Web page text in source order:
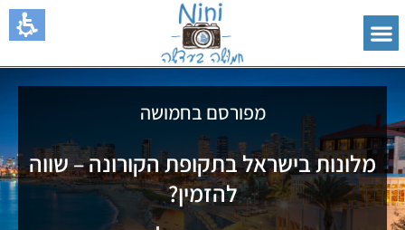
מפורסם בחמושה
מלונות בישראל בתקופת הקורונה – שווה
להזמין?